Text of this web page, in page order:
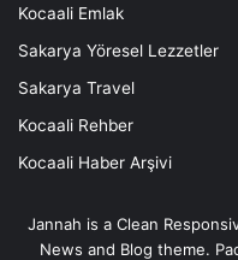
Kocaali Emlak
Sakarya Yöresel Lezzetler
Sakarya Travel
Kocaali Rehber
Kocaali Haber Arşivi
Jannah is a Clean
News and Blog theme.